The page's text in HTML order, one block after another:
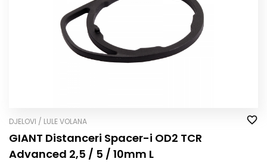
DJELOVI / LULE VOLANA
GIANT Distanceri Spacer-i OD2 TCR
Advanced 2,5 / 5 / 10mm L